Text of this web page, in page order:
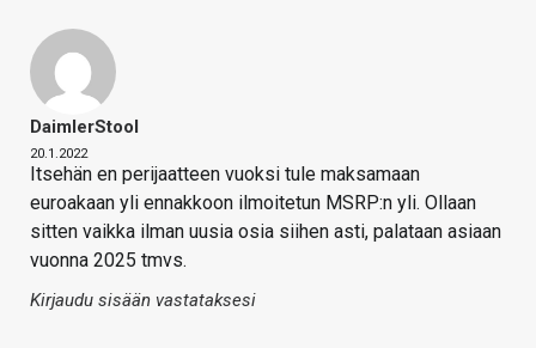
DaimlerStool
20.1.2022
Itsehän en perijaatteen vuoksi tule maksamaan
euroakaan yli ennakkoon ilmoitetun MSRP:n yli. Ollaan
sitten vaikka ilman uusia osia siihen asti, palataan asiaan
vuonna 2025 tmvs.
Kirjaudu sisään vastataksesi